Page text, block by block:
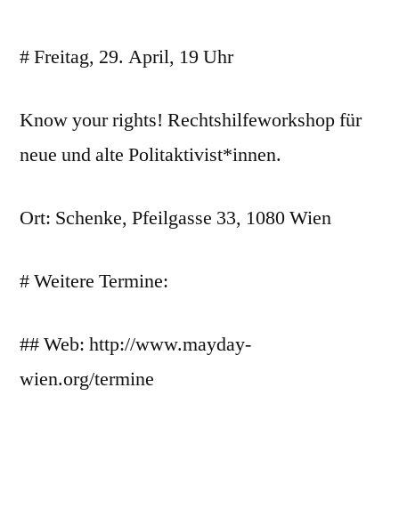
# Freitag, 29. April, 19 Uhr
Know your rights! Rechtshilfeworkshop für
neue und alte Politaktivist*innen.
Ort: Schenke, Pfeilgasse 33, 1080 Wien
# Weitere Termine:
## Web: http://www.mayday-
wien.org/termine